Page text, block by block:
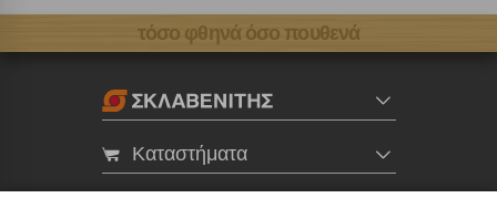
τόσο φθηνά όσο πουθενά
Καταστήματα